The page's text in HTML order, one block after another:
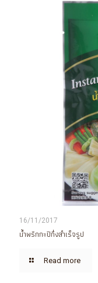
16/11/2017
น้ำพริกกะปิกึ่งสำเร็จรูป
Read more